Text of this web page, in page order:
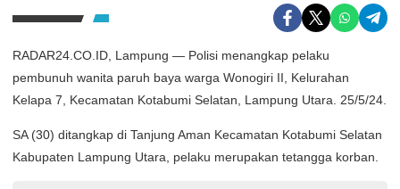
RADAR24.CO.ID, Lampung — Polisi menangkap pelaku
pembunuh wanita paruh baya warga Wonogiri II, Kelurahan
Kelapa 7, Kecamatan Kotabumi Selatan, Lampung Utara. 25/5/24.
SA (30) ditangkap di Tanjung Aman Kecamatan Kotabumi Selatan
Kabupaten Lampung Utara, pelaku merupakan tetangga korban.